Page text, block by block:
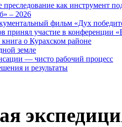
преследование как инструмент
– 2026
фильм «Дух
принял участие в конференции
о Курахском районе
земле
— чисто рабочий процесс
и результаты